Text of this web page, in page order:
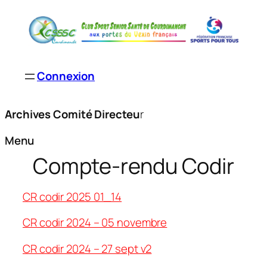
Connexion
Archives Comité Directeur
Menu
Compte-rendu Codir
CR codir 2025 01_14
CR codir 2024 – 05 novembre
CR codir 2024 – 27 sept v2